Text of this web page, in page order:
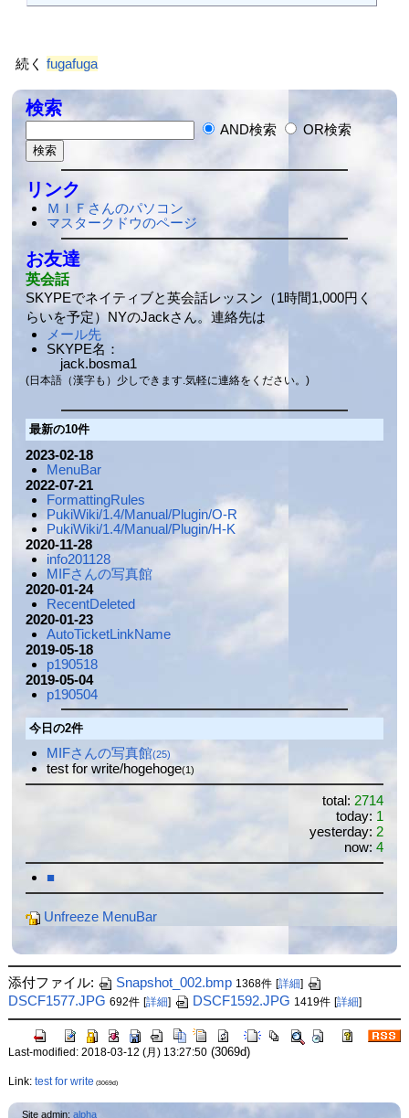
続く fugafuga
検索
AND検索 OR検索
リンク
ＭＩＦさんのパソコン
マスタークドウのページ
お友達
英会話
SKYPEでネイティブと英会話レッスン（1時間1,000円く
らいを予定）NYのJackさん。連絡先は
メール先
SKYPE名：
jack.bosma1
(日本語（漢字も）少しできます.気軽に連絡をください。)
最新の10件
2023-02-18
MenuBar
2022-07-21
FormattingRules
PukiWiki/1.4/Manual/Plugin/O-R
PukiWiki/1.4/Manual/Plugin/H-K
2020-11-28
info201128
MIFさんの写真館
2020-01-24
RecentDeleted
2020-01-23
AutoTicketLinkName
2019-05-18
p190518
2019-05-04
p190504
今日の2件
MIFさんの写真館(25)
test for write/hogehoge(1)
total: 2714
today: 1
yesterday: 2
now:4
■
Unfreeze MenuBar
添付ファイル: Snapshot_002.bmp 1368件 [詳細]
DSCF1577.JPG 692件 [詳細] DSCF1592.JPG 1419件 [詳細]
Last-modified: 2018-03-12 (月) 13:27:50(3069d)
Link: test for write (3069d)
Site admin: alpha